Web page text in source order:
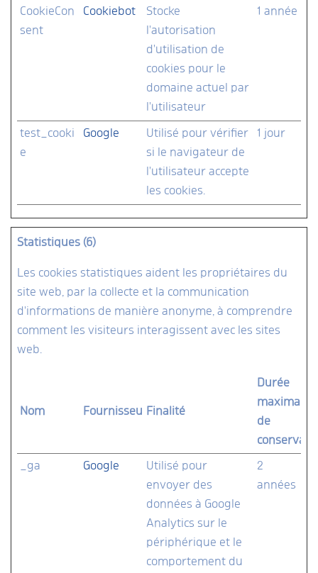
CookieCon
sent
Cookiebot
Stocke
l'autorisation
d'utilisation de
cookies pour le
domaine actuel par
l'utilisateur
1 année
test_cooki
e
Google
Utilisé pour vérifier
si le navigateur de
l'utilisateur accepte
les cookies.
1 jour
Statistiques (6)
Les cookies statistiques aident les propriétaires du
site web, par la collecte et la communication
d'informations de manière anonyme, à comprendre
comment les visiteurs interagissent avec les sites
web.
Nom Fournisseur Finalité
Durée
maximale
de
_ga Google
Utilisé pour
envoyer des
données à Google
Analytics sur le
périphérique et le
comportement du
2
années